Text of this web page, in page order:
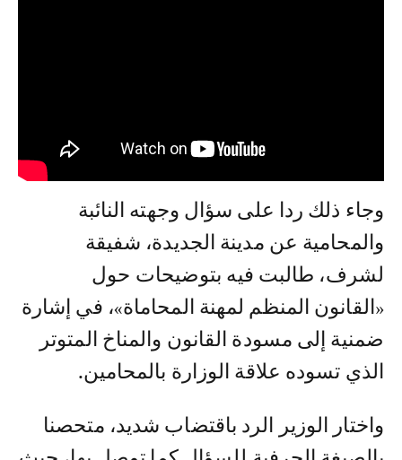
وجاء ذلك ردا على سؤال وجهته النائبة
والمحامية عن مدينة الجديدة، شفيقة
لشرف، طالبت فيه بتوضيحات حول
«القانون المنظم لمهنة المحاماة»، في إشارة
ضمنية إلى مسودة القانون والمناخ المتوتر
الذي تسوده علاقة الوزارة بالمحامين.
واختار الوزير الرد باقتضاب شديد، متحصنا